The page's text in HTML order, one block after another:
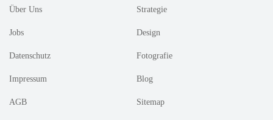
Über Uns Strategie
Jobs Design
Datenschutz Fotografie
Impressum Blog
AGB Sitemap